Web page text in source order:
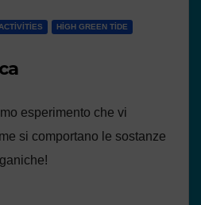
ACTIVITIES
HIGH GREEN TIDE
esperimento che vi
si comportano le sostanze